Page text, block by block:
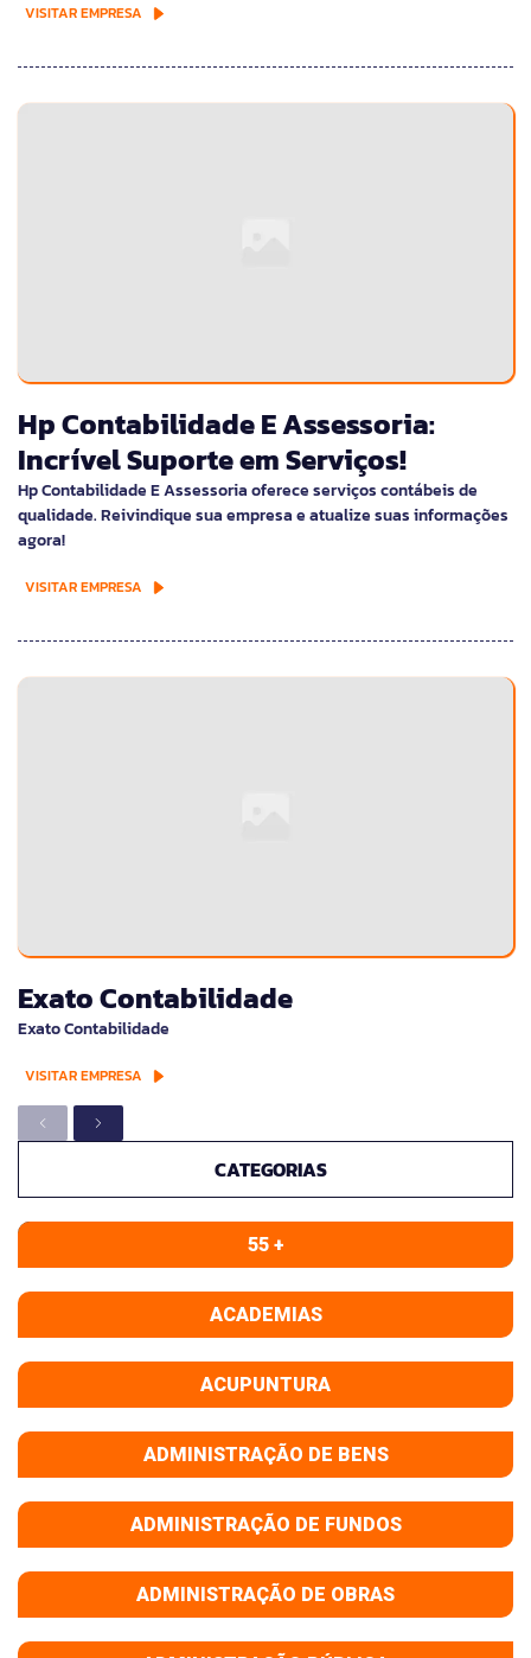
VISITAR EMPRESA
Hp Contabilidade E Assessoria:
Incrível Suporte em Serviços!
Hp Contabilidade E Assessoria oferece serviços contábeis de
qualidade. Reivindique sua empresa e atualize suas informações
agora!
VISITAR EMPRESA
Exato Contabilidade
Exato Contabilidade
VISITAR EMPRESA
CATEGORIAS
55 +
ACADEMIAS
ACUPUNTURA
ADMINISTRAÇÃO DE BENS
ADMINISTRAÇÃO DE FUNDOS
ADMINISTRAÇÃO DE OBRAS